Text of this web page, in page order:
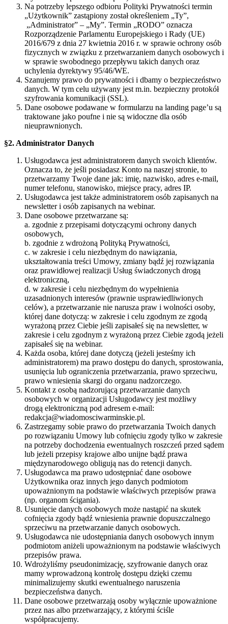
Na potrzeby lepszego odbioru Polityki Prywatności termin
„Użytkownik” zastąpiony został określeniem „Ty”,
„Administrator” – „My”. Termin „RODO” oznacza
Rozporządzenie Parlamentu Europejskiego i Rady (UE)
2016/679 z dnia 27 kwietnia 2016 r. w sprawie ochrony osób
fizycznych w związku z przetwarzaniem danych osobowych i
w sprawie swobodnego przepływu takich danych oraz
uchylenia dyrektywy 95/46/WE.
Szanujemy prawo do prywatności i dbamy o bezpieczeństwo
danych. W tym celu używany jest m.in. bezpieczny protokół
szyfrowania komunikacji (SSL).
Dane osobowe podawane w formularzu na landing page’u są
traktowane jako poufne i nie są widoczne dla osób
nieuprawnionych.
§2. Administrator Danych
Usługodawca jest administratorem danych swoich klientów.
Oznacza to, że jeśli posiadasz Konto na naszej stronie, to
przetwarzamy Twoje dane jak: imię, nazwisko, adres e-mail,
numer telefonu, stanowisko, miejsce pracy, adres IP.
Usługodawca jest także administratorem osób zapisanych na
newsletter i osób zapisanych na webinar.
Dane osobowe przetwarzane są:
a. zgodnie z przepisami dotyczącymi ochrony danych
osobowych,
b. zgodnie z wdrożoną Polityką Prywatności,
c. w zakresie i celu niezbędnym do nawiązania,
ukształtowania treści Umowy, zmiany bądź jej rozwiązania
oraz prawidłowej realizacji Usług świadczonych drogą
elektroniczną,
d. w zakresie i celu niezbędnym do wypełnienia
uzasadnionych interesów (prawnie usprawiedliwionych
celów), a przetwarzanie nie narusza praw i wolności osoby,
której dane dotyczą: w zakresie i celu zgodnym ze zgodą
wyrażoną przez Ciebie jeśli zapisałeś się na newsletter, w
zakresie i celu zgodnym z wyrażoną przez Ciebie zgodą jeżeli
zapisałeś się na webinar.
Każda osoba, której dane dotyczą (jeżeli jesteśmy ich
administratorem) ma prawo dostępu do danych, sprostowania,
usunięcia lub ograniczenia przetwarzania, prawo sprzeciwu,
prawo wniesienia skargi do organu nadzorczego.
Kontakt z osobą nadzorującą przetwarzanie danych
osobowych w organizacji Usługodawcy jest możliwy
drogą elektroniczną pod adresem e-mail:
redakcja@wiadomosciwarminskie.pl.
Zastrzegamy sobie prawo do przetwarzania Twoich danych
po rozwiązaniu Umowy lub cofnięciu zgody tylko w zakresie
na potrzeby dochodzenia ewentualnych roszczeń przed sądem
lub jeżeli przepisy krajowe albo unijne bądź prawa
międzynarodowego obligują nas do retencji danych.
Usługodawca ma prawo udostępniać dane osobowe
Użytkownika oraz innych jego danych podmiotom
upoważnionym na podstawie właściwych przepisów prawa
(np. organom ścigania).
Usunięcie danych osobowych może nastąpić na skutek
cofnięcia zgody bądź wniesienia prawnie dopuszczalnego
sprzeciwu na przetwarzanie danych osobowych.
Usługodawca nie udostępniania danych osobowych innym
podmiotom aniżeli upoważnionym na podstawie właściwych
przepisów prawa.
Wdrożyliśmy pseudonimizację, szyfrowanie danych oraz
mamy wprowadzoną kontrolę dostępu dzięki czemu
minimalizujemy skutki ewentualnego naruszenia
bezpieczeństwa danych.
Dane osobowe przetwarzają osoby wyłącznie upoważnione
przez nas albo przetwarzający, z którymi ściśle
współpracujemy.